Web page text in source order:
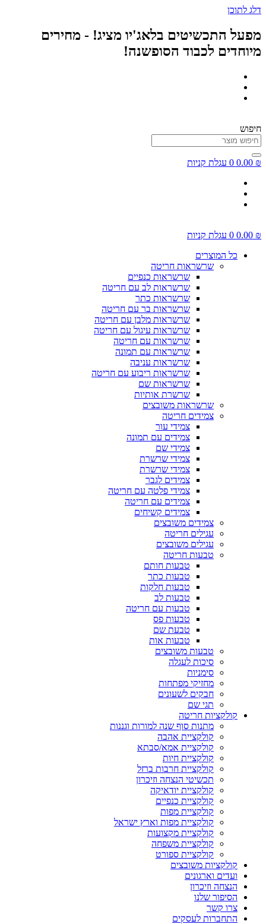
דלג לתוכן
מפעל התכשיטים בלאג'יו מציג! - מחירים
מיוחדים לכבוד הסופשנה!
חיפוש
0.00 ₪
0 עגלת קניות
0.00 ₪
0 עגלת קניות
כל המוצרים
שרשראות חריטה
שרשראות כנפיים
שרשראות לב עם חריטה
שרשראות כתר
שרשראות בר עם חריטה
שרשראות מלבן עם חריטה
שרשראות עיגול עם חריטה
שרשראות עם חריטה
שרשראות עם תמונה
שרשראות עניבה
שרשראות ריבוע עם חריטה
שרשראות שם
שרשרת אותיות
שרשראות משובצים
צמידים חריטה
צמידי עור
צמידים עם תמונה
צמידי שם
צמידי שרשרת
צמידי שרשרת
צמידים לגבר
צמידי פלטה עם חריטה
צמידים עם חריטה
צמידים קשיחים
צמידים משובצים
עגילים חריטה
עגילים משובצים
טבעות חריטה
טבעות חותם
טבעות כתר
טבעות חלקות
טבעות לב
טבעות עם חריטה
טבעות פס
טבעת שם
טבעות אות
טבעות משובצים
סיכות לעגלה
סימניות
מחזיקי מפתחות
חבקים לשעונים
תגי שם
קולקציות חריטה
מתנות סוף שנה למורות וגננות
קולקציית אהבה
קולקציית אמא/סבתא
קולקציית חיות
קולקציית חרבות ברזל
תכשיטי הנצחה וזיכרון
קולקציית יודאיקה
קולקציית כנפיים
קולקציית מפות
קולקציית מפות וארץ ישראל
קולקציית מקצועות
קולקציית משפחה
קולקציית ספורט
קולקציות משובצים
ועדים וארגונים
הנצחה וזיכרון
הסיפור שלנו
צרו קשר
התחברות לעסקים